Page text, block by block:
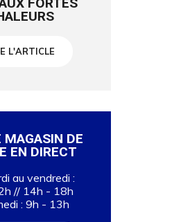
FORTES
L'ARTICLE
MAGASIN DE
EN DIRECT
au vendredi :
// 14h - 18h
: 9h - 13h